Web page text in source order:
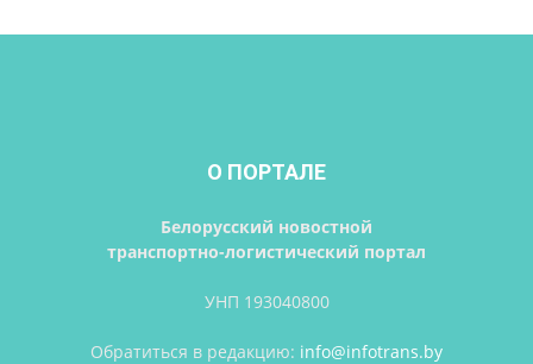
О ПОРТАЛЕ
Белорусский новостной
транспортно-логистический портал
УНП 193040800
Обратиться в редакцию: info@infotrans.bу